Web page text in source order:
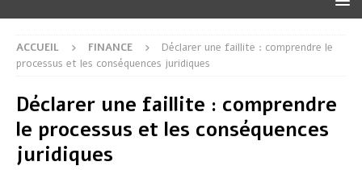
ACCUEIL FINANCE
Déclarer une faillite : comprendre le
processus et les conséquences juridiques
Déclarer une faillite : comprendre
le processus et les conséquences
juridiques